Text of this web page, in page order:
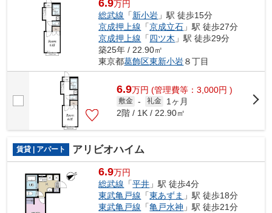
6.9万円
総武線 「新小岩 」駅 徒歩15分
京成押上線 「京成立石 」駅 徒歩27分
京成押上線 「四ツ木 」駅 徒歩29分
築25年 / 22.90㎡
東京都葛飾区東新小岩８丁目
6.9万円 (管理費等：3,000円 )
敷金 - 礼金
1ヶ月
2階 / 1K / 22.90㎡
賃貸 | アパート アリビオハイム
6.9万円
総武線 「平井 」駅 徒歩4分
東武亀戸線 「東あずま 」駅 徒歩18分
東武亀戸線 「亀戸水神 」駅 徒歩21分